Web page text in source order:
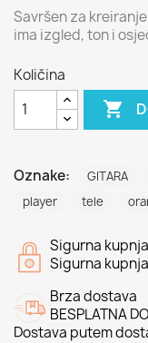
Savršen za
ima izgled, ton i
Količina

Oznake: GITARA
player
tele
Sigurna kupnja
Sigurna
Brza dostava
BESPLATNA
Dostava putem